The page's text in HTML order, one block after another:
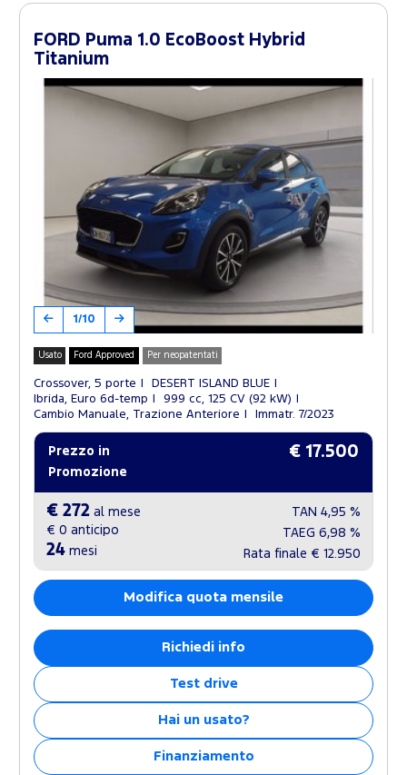
FORD Puma 1.0 EcoBoost Hybrid
Titanium
1/10
Usato Ford Approved Per neopatentati
Crossover, 5 porte
DESERT ISLAND BLUE
Ibrida, Euro 6d-temp
999 cc, 125 CV (92 kW)
Cambio Manuale, Trazione Anteriore
Immatr. 7/2023
Prezzo in
Promozione
€ 17.500
€ 272 al mese
€ 0 anticipo
24 mesi
TAN 4,95 %
TAEG 6,98 %
Rata finale € 12.950
Modifica quota mensile
Richiedi info
Test drive
Hai un usato?
Finanziamento